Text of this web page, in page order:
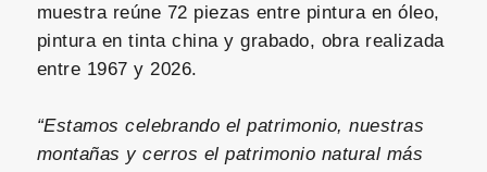
muestra reúne 72 piezas entre pintura en óleo,
pintura en tinta china y grabado, obra realizada
entre 1967 y 2026.
“Estamos celebrando el patrimonio, nuestras
montañas y cerros el patrimonio natural más